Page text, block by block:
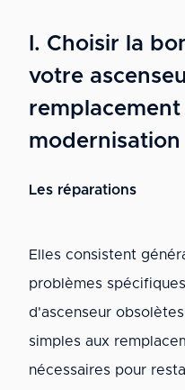
I. Choisir la
votre
modernisation
Les réparations
Elles consistent
problèmes
d'ascenseur
simples aux
nécessaires pour